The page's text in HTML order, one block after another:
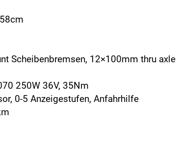
Scheibenbremsen, 12×100mm thru axle
250W 36V, 35Nm
0-5 Anzeigestufen, Anfahrhilfe